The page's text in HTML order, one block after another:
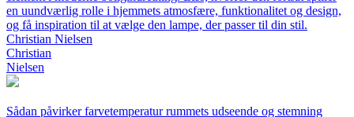
en uundværlig rolle i hjemmets atmosfære, funktionalitet og design,
og få inspiration til at vælge den lampe, der passer til din stil.
Christian Nielsen
Christian
Nielsen
Sådan påvirker farvetemperatur rummets udseende og stemning